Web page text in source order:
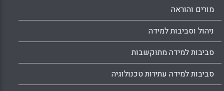
מורים והוראה
ניהול וסביבות למידה
סביבות למידה מתוקשבות
סביבות למידה עתירות טכנולוגיה